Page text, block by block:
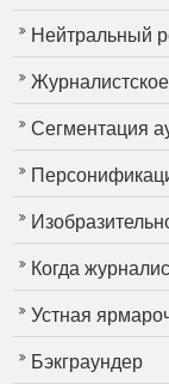
Нейтральный
Сегментация
Когда
Устная
Бэкграундер